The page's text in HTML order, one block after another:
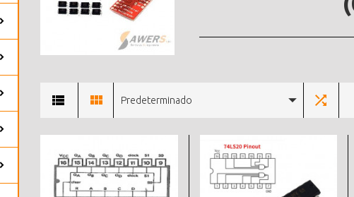
Predeterminado